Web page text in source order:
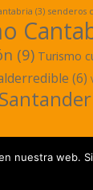
(3) senderos
(9) Turismo
(6)
nuestra web.